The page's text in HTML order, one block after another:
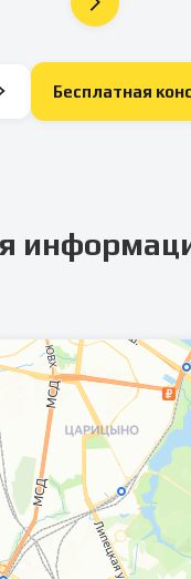
Бесплатная